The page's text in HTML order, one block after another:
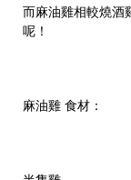
而麻油雞相較燒酒
呢！
麻油雞 食材：